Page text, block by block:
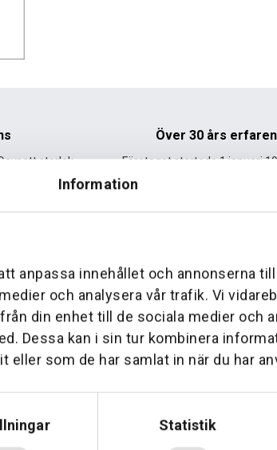
Information
anpassa innehållet och annonserna till
och analysera vår trafik. Vi
din enhet till de sociala medier och
Dessa kan i sin tur kombinera
eller som de har samlat in när du har
Statistik
storlek.
Över 30 års
Företaget startade 1 januari
Telefon: 0500-414
E-mail:
Gå till vår